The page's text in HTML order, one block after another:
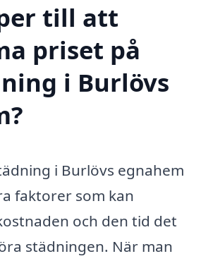
till att
priset på
i Burlövs
i Burlövs egnahem
faktorer som kan
och den tid det
städningen. När man